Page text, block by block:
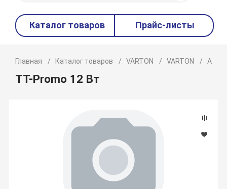
Каталог товаров Прайс-листы
Главная Каталог товаров VARTON VARTON
TT-Promo 12 Вт